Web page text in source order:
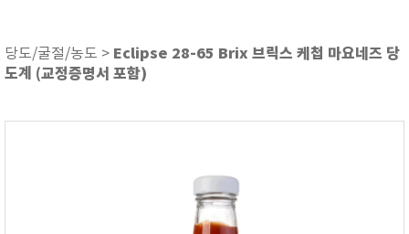
ATAGO
AZ INSTRUMENT
당도/굴절/농도 > Eclipse 28-65 Brix 브릭스 케첩 마요네즈 당
도계 (교정증명서 포함)